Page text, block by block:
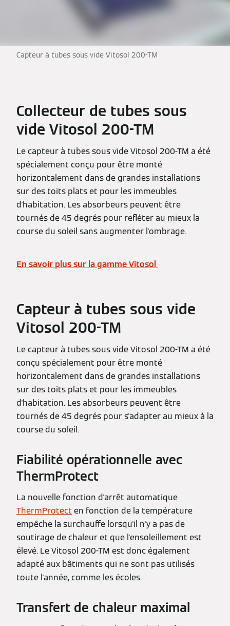
Capteur à tubes sous vide Vitosol 200-TM
Collecteur de tubes sous
vide Vitosol 200-TM
Le capteur à tubes sous vide Vitosol 200-TM a été
spécialement conçu pour être monté
horizontalement dans de grandes installations
sur des toits plats et pour les immeubles
d'habitation. Les absorbeurs peuvent être
tournés de 45 degrés pour refléter au mieux la
course du soleil sans augmenter l'ombrage.
En savoir plus sur la gamme Vitosol
Capteur à tubes sous vide
Vitosol 200-TM
Le capteur à tubes sous vide Vitosol 200-TM a été
conçu spécialement pour être monté
horizontalement dans de grandes installations
sur des toits plats et pour les immeubles
d'habitation. Les absorbeurs peuvent être
tournés de 45 degrés pour s'adapter au mieux à la
course du soleil.
Fiabilité opérationnelle avec
ThermProtect
La nouvelle fonction d'arrêt automatique
ThermProtect en fonction de la température
empêche la surchauffe lorsqu'il n'y a pas de
soutirage de chaleur et que l'ensoleillement est
élevé. Le Vitosol 200-TM est donc également
adapté aux bâtiments qui ne sont pas utilisés
toute l'année, comme les écoles.
Transfert de chaleur maximal